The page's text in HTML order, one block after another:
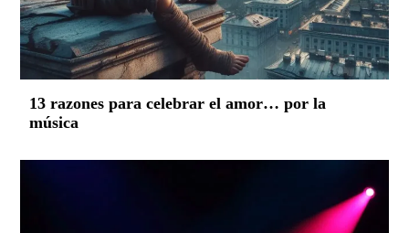
13 razones para celebrar el amor… por la
música